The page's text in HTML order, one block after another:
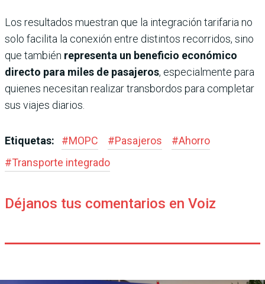
Los resultados muestran que la integración tarifaria no
solo facilita la conexión entre distintos recorridos, sino
que también representa un beneficio económico
directo para miles de pasajeros, especialmente para
quienes necesitan realizar transbordos para completar
sus viajes diarios.
Etiquetas: #MOPC #Pasajeros #Ahorro
#Transporte integrado
Déjanos tus comentarios en Voiz